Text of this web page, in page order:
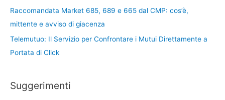
Raccomandata Market 685, 689 e 665 dal CMP: cos’è,
mittente e avviso di giacenza
Telemutuo: Il Servizio per Confrontare i Mutui Direttamente a
Portata di Click
Suggerimenti